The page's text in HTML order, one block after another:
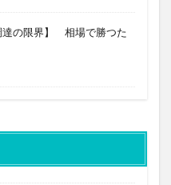
達の限界】 相場で勝つた